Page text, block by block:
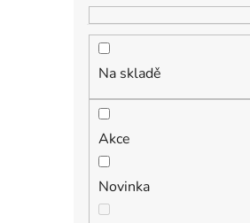
Na skladě
Akce
Novinka